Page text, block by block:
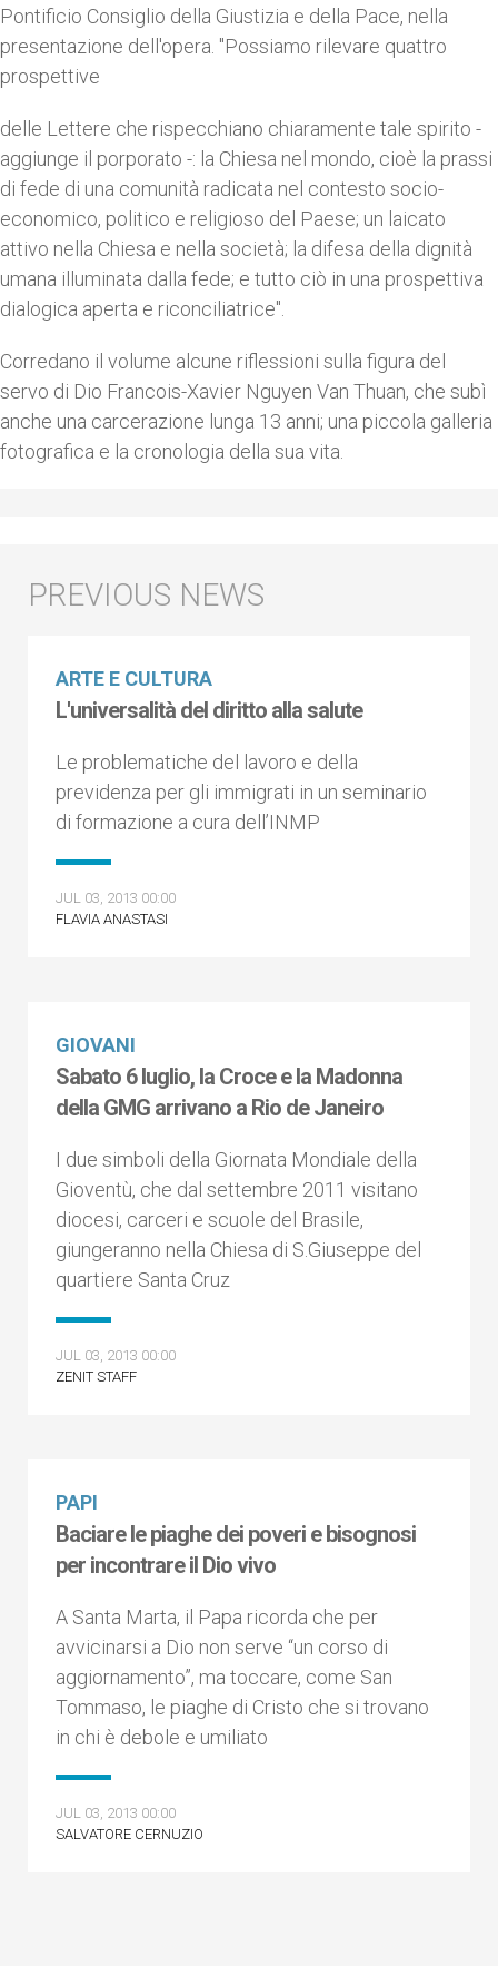
Pontificio Consiglio della Giustizia e della Pace, nella
presentazione dell'opera. "Possiamo rilevare quattro
prospettive
delle Lettere che rispecchiano chiaramente tale spirito -
aggiunge il porporato -: la Chiesa nel mondo, cioè la prassi
di fede di una comunità radicata nel contesto socio-
economico, politico e religioso del Paese; un laicato
attivo nella Chiesa e nella società; la difesa della dignità
umana illuminata dalla fede; e tutto ciò in una prospettiva
dialogica aperta e riconciliatrice".
Corredano il volume alcune riflessioni sulla figura del
servo di Dio Francois-Xavier Nguyen Van Thuan, che subì
anche una carcerazione lunga 13 anni; una piccola galleria
fotografica e la cronologia della sua vita.
ARTE E CULTURA
L'universalità del diritto alla salute
Le problematiche del lavoro e della
previdenza per gli immigrati in un seminario
di formazione a cura dell’INMP
JUL 03, 2013 00:00
FLAVIA ANASTASI
GIOVANI
Sabato 6 luglio, la Croce e la Madonna
della GMG arrivano a Rio de Janeiro
I due simboli della Giornata Mondiale della
Gioventù, che dal settembre 2011 visitano
diocesi, carceri e scuole del Brasile,
giungeranno nella Chiesa di S.Giuseppe del
quartiere Santa Cruz
JUL 03, 2013 00:00
ZENIT STAFF
PAPI
Baciare le piaghe dei poveri e bisognosi
per incontrare il Dio vivo
A Santa Marta, il Papa ricorda che per
avvicinarsi a Dio non serve “un corso di
aggiornamento”, ma toccare, come San
Tommaso, le piaghe di Cristo che si trovano
in chi è debole e umiliato
JUL 03, 2013 00:00
SALVATORE CERNUZIO